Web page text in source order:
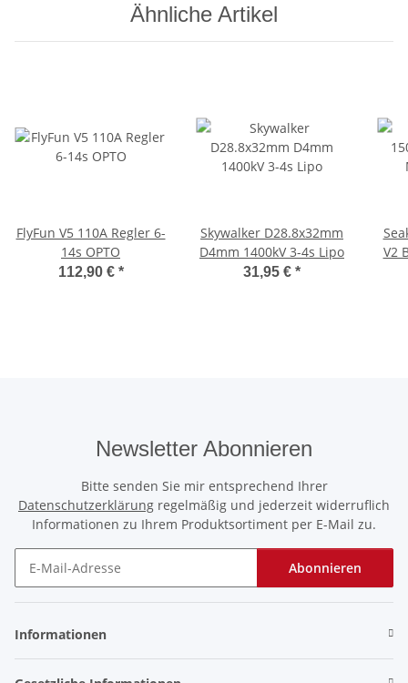
Ähnliche Artikel
FlyFun V5 110A Regler 6-
14s OPTO
112,90 € *
Skywalker D28.8x32mm
D4mm 1400kV 3-4s Lipo
31,95 € *
V2
Newsletter Abonnieren
Bitte senden Sie mir entsprechend Ihrer
Datenschutzerklärung regelmäßig und jederzeit widerruflich
Informationen zu Ihrem Produktsortiment per E-Mail zu.
Abonnieren
Informationen